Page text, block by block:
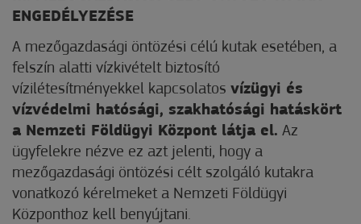
ENGEDÉLYEZÉSE
A mezőgazdasági öntözési célú kutak esetében, a
felszín alatti vízkivételt biztosító
vízilétesítményekkel kapcsolatos vízügyi és
vízvédelmi hatósági, szakhatósági hatáskört
a Nemzeti Földügyi Központ látja el. Az
ügyfelekre nézve ez azt jelenti, hogy a
mezőgazdasági öntözési célt szolgáló kutakra
vonatkozó kérelmeket a Nemzeti Földügyi
Központhoz kell benyújtani.